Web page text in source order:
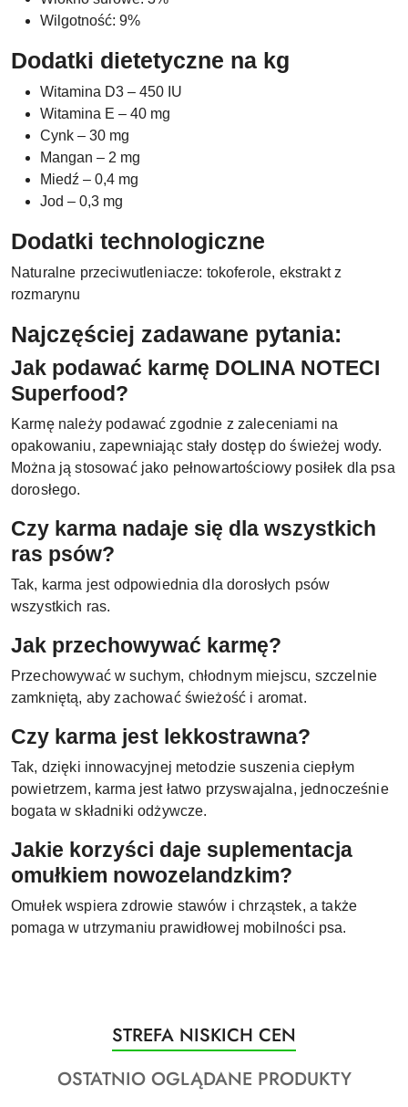
Wilgotność: 9%
Dodatki dietetyczne na kg
Witamina D3 – 450 IU
Witamina E – 40 mg
Cynk – 30 mg
Mangan – 2 mg
Miedź – 0,4 mg
Jod – 0,3 mg
Dodatki technologiczne
Naturalne przeciwutleniacze: tokoferole, ekstrakt z
rozmarynu
Najczęściej zadawane pytania:
Jak podawać karmę DOLINA NOTECI
Superfood?
Karmę należy podawać zgodnie z zaleceniami na
opakowaniu, zapewniając stały dostęp do świeżej wody.
Można ją stosować jako pełnowartościowy posiłek dla psa
dorosłego.
Czy karma nadaje się dla wszystkich
ras psów?
Tak, karma jest odpowiednia dla dorosłych psów
wszystkich ras.
Jak przechowywać karmę?
Przechowywać w suchym, chłodnym miejscu, szczelnie
zamkniętą, aby zachować świeżość i aromat.
Czy karma jest lekkostrawna?
Tak, dzięki innowacyjnej metodzie suszenia ciepłym
powietrzem, karma jest łatwo przyswajalna, jednocześnie
bogata w składniki odżywcze.
Jakie korzyści daje suplementacja
omułkiem nowozelandzkim?
Omułek wspiera zdrowie stawów i chrząstek, a także
pomaga w utrzymaniu prawidłowej mobilności psa.
Pomiń karuzelę produktów
Produkty
o
statusie:
STREFA NISKICH CEN
Produkty
OSTATNIO OGLĄDANE PRODUKTY